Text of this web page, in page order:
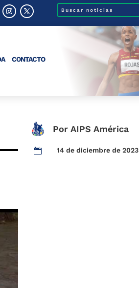
CONTACTO
Por AIPS América
 14 de diciembre de 2023